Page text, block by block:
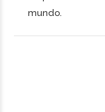
mundo.